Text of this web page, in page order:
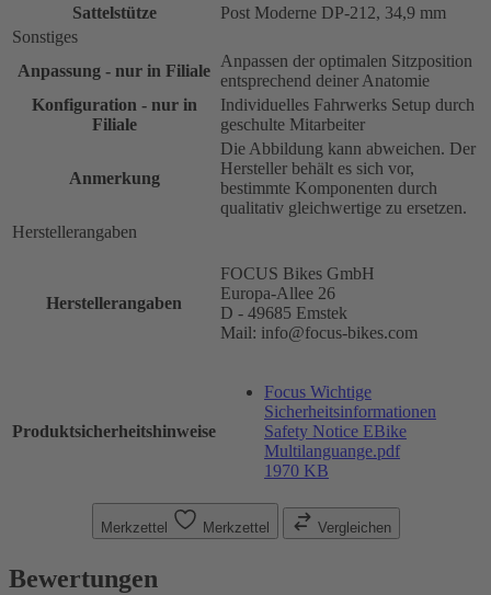
Sattelstütze
Post Moderne DP-212, 34,9 mm
Sonstiges
Anpassung - nur in Filiale
Anpassen der optimalen Sitzposition
entsprechend deiner Anatomie
Konfiguration - nur in
Filiale
Individuelles Fahrwerks Setup durch
geschulte Mitarbeiter
Anmerkung
Die Abbildung kann abweichen. Der
Hersteller behält es sich vor,
bestimmte Komponenten durch
qualitativ gleichwertige zu ersetzen.
Herstellerangaben
Herstellerangaben
FOCUS Bikes GmbH
Europa-Allee 26
D - 49685 Emstek
Mail: info@focus-bikes.com
Produktsicherheitshinweise
Focus Wichtige
Sicherheitsinformationen
Safety Notice EBike
Multilanguange.pdf
1970 KB
Merkzettel Merkzettel Vergleichen
Bewertungen